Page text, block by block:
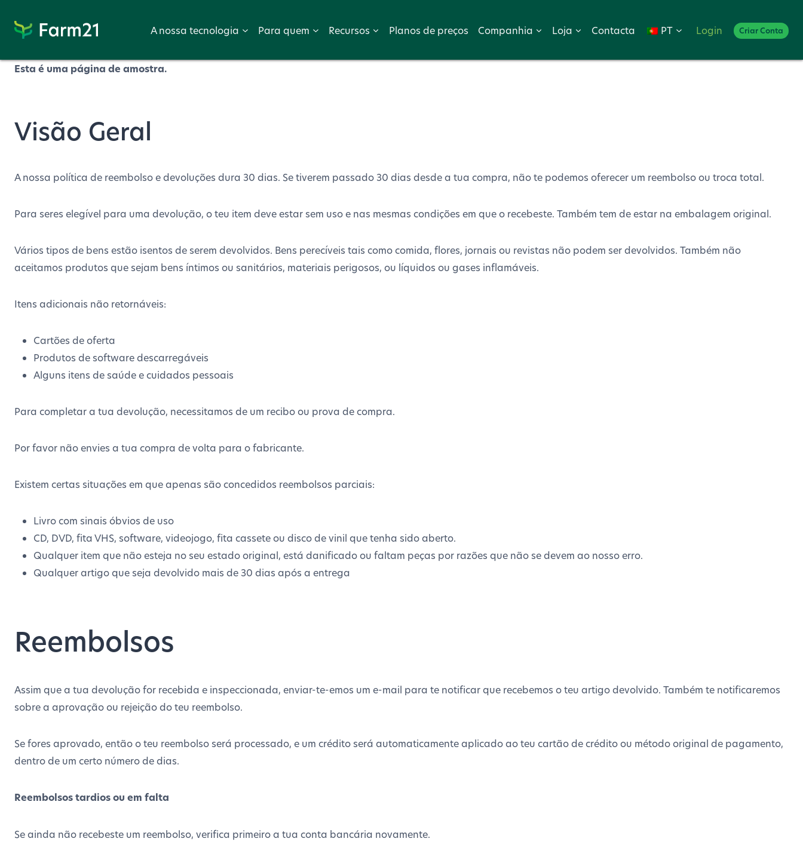
para
PayPal
A nossa tecnologia Para quem Recursos Planos de preços Companhia Loja Contacta PT Login Criar Conta
Esta é uma página de amostra.
Visão Geral
A nossa política de reembolso e devoluções dura 30 dias. Se tiverem passado 30 dias desde a tua compra, não te podemos oferecer um reembolso ou troca total.
Para seres elegível para uma devolução, o teu item deve estar sem uso e nas mesmas condições em que o recebeste. Também tem de estar na embalagem original.
Vários tipos de bens estão isentos de serem devolvidos. Bens perecíveis tais como comida, flores, jornais ou revistas não podem ser devolvidos. Também não
aceitamos produtos que sejam bens íntimos ou sanitários, materiais perigosos, ou líquidos ou gases inflamáveis.
Itens adicionais não retornáveis:
Cartões de oferta
Produtos de software descarregáveis
Alguns itens de saúde e cuidados pessoais
Para completar a tua devolução, necessitamos de um recibo ou prova de compra.
Por favor não envies a tua compra de volta para o fabricante.
Existem certas situações em que apenas são concedidos reembolsos parciais:
Livro com sinais óbvios de uso
CD, DVD, fita VHS, software, videojogo, fita cassete ou disco de vinil que tenha sido aberto.
Qualquer item que não esteja no seu estado original, está danificado ou faltam peças por razões que não se devem ao nosso erro.
Qualquer artigo que seja devolvido mais de 30 dias após a entrega
Reembolsos
Assim que a tua devolução for recebida e inspeccionada, enviar-te-emos um e-mail para te notificar que recebemos o teu artigo devolvido. Também te notificaremos
sobre a aprovação ou rejeição do teu reembolso.
Se fores aprovado, então o teu reembolso será processado, e um crédito será automaticamente aplicado ao teu cartão de crédito ou método original de pagamento,
dentro de um certo número de dias.
Reembolsos tardios ou em falta
Se ainda não recebeste um reembolso, verifica primeiro a tua conta bancária novamente.